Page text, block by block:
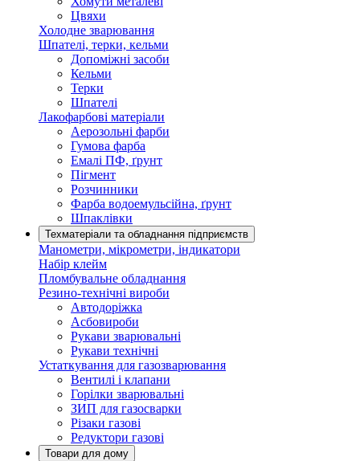
Цвяхи
Холодне зварювання
Шпателі, терки, кельми
Допоміжні засоби
Кельми
Терки
Шпателі
Лакофарбові матеріали
Аерозольні фарби
Гумова фарба
Емалі ПФ, ґрунт
Пігмент
Розчинники
Фарба водоемульсійна, ґрунт
Шпаклівки
Техматеріали та обладнання підприємств
Манометри, мікрометри, індикатори
Набір клейм
Пломбувальне обладнання
Резино-технічні вироби
Автодоріжка
Асбовироби
Рукави зварювальні
Рукави технічні
Устаткування для газозварювання
Вентилі і клапани
Горілки зварювальні
ЗИП для газосварки
Різаки газові
Редуктори газові
Товари для дому